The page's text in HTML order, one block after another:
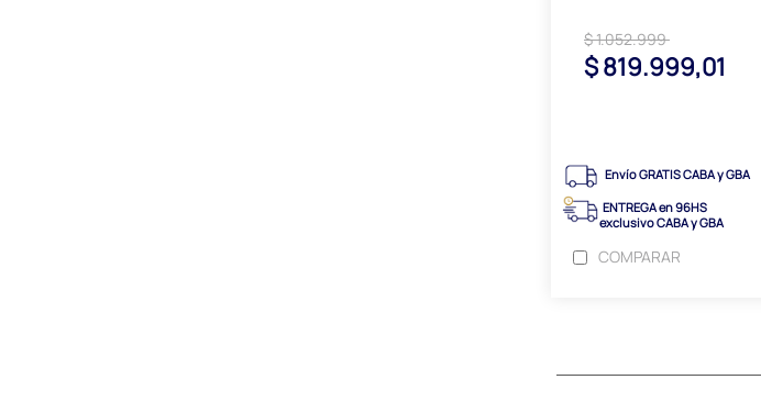
$ 1.052.999
$ 819.999,01
Envío GRATIS CABA y GBA
ENTREGA en 96HS
exclusivo CABA y GBA
COMPARAR